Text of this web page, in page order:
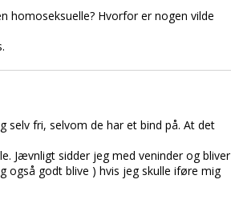
homoseksuelle? Hvorfor er nogen vilde
selv fri, selvom de har et bind på. At det
Jævnligt sidder jeg med veninder og bliver
også godt blive ) hvis jeg skulle iføre mig